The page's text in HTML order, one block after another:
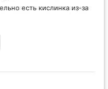
есть кислинка из-за